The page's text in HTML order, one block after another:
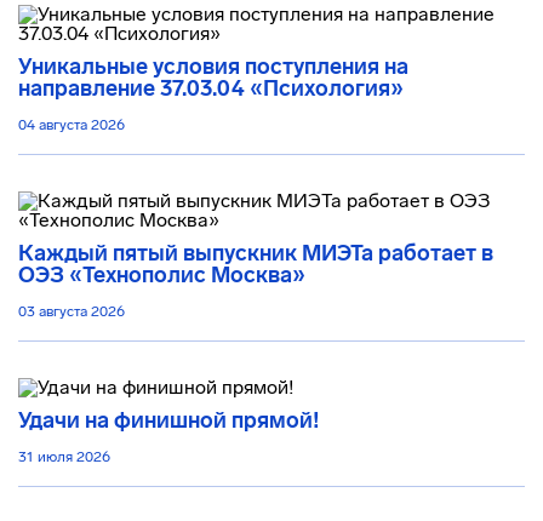
Уникальные условия поступления на
направление 37.03.04 «Психология»
04 августа 2026
Каждый пятый выпускник МИЭТа работает в
ОЭЗ «Технополис Москва»
03 августа 2026
Удачи на финишной прямой!
31 июля 2026